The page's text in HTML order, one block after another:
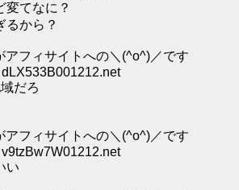
変てなに？
るから？
アフィサイトへの＼(^o^)／です
だろ
アフィサイトへの＼(^o^)／です
い